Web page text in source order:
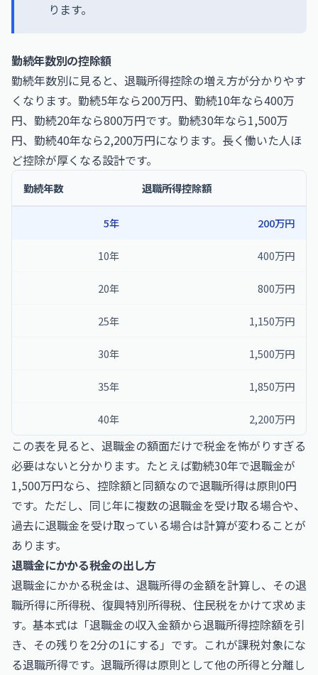
ります。
勤続年数別の控除額
勤続年数別に見ると、退職所得控除の増え方が分かりやす
くなります。勤続5年なら200万円、勤続10年なら400万
円、勤続20年なら800万円です。勤続30年なら1,500万
円、勤続40年なら2,200万円になります。長く働いた人ほ
ど控除が厚くなる設計です。
勤続年数 退職所得控除額
5年 200万円
10年 400万円
20年 800万円
25年 1,150万円
30年 1,500万円
35年 1,850万円
40年 2,200万円
この表を見ると、退職金の額面だけで税金を怖がりすぎる
必要はないと分かります。たとえば勤続30年で退職金が
1,500万円なら、控除額と同額なので退職所得は原則0円
です。ただし、同じ年に複数の退職金を受け取る場合や、
過去に退職金を受け取っている場合は計算が変わることが
あります。
退職金にかかる税金の出し方
退職金にかかる税金は、退職所得の金額を計算し、その退
職所得に所得税、復興特別所得税、住民税をかけて求めま
す。基本式は「退職金の収入金額から退職所得控除額を引
き、その残りを2分の1にする」です。これが課税対象にな
る退職所得です。退職所得は原則として他の所得と分離し